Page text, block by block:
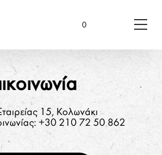
0
15, Κολωνάκι
+30 210 72 50 862